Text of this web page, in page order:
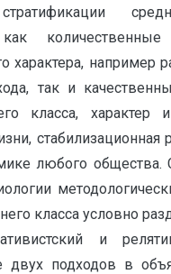
количественные
характера, например
так и
класса, характер
стабилизационная
любого
класса условно
и
двух подходов в